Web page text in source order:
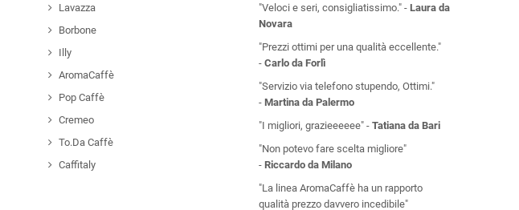
Lavazza
Borbone
Illy
AromaCaffè
Pop Caffè
Cremeo
To.Da Caffè
Caffitaly
"Veloci e seri, consigliatissimo." - Laura da
Novara
"Prezzi ottimi per una qualità eccellente."
- Carlo da Forlì
"Servizio via telefono stupendo, Ottimi."
- Martina da Palermo
"I migliori, grazieeeeee" - Tatiana da Bari
"Non potevo fare scelta migliore"
- Riccardo da Milano
"La linea AromaCaffè ha un rapporto
qualità prezzo davvero incedibile"